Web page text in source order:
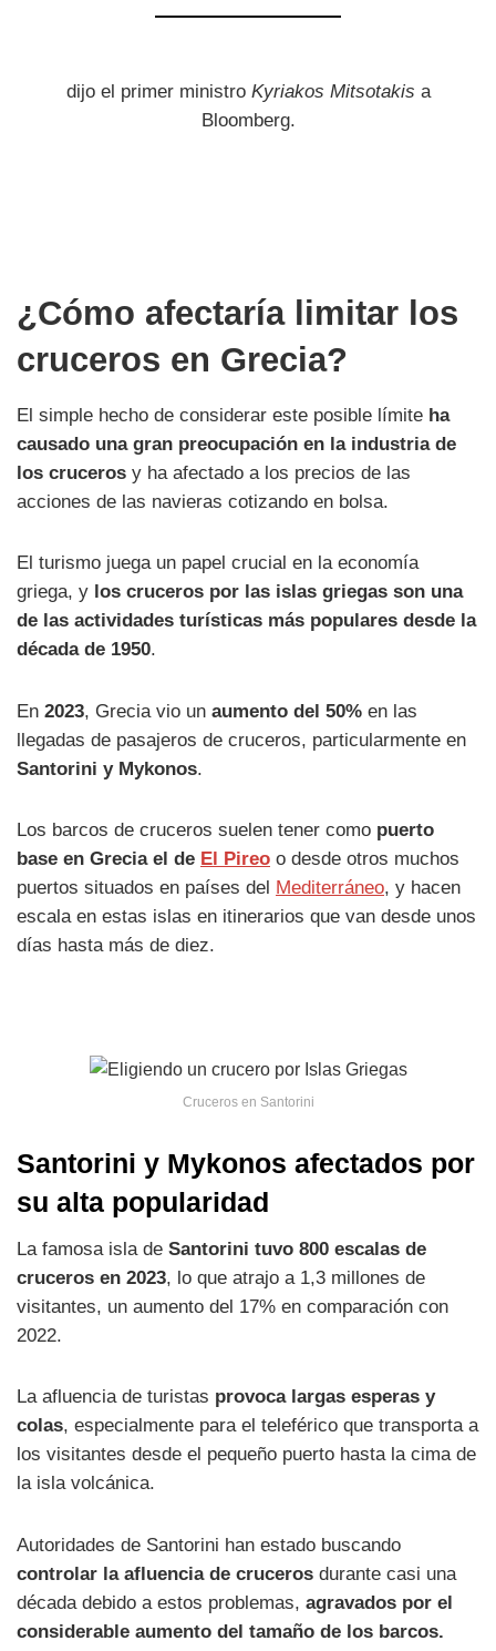
dijo el primer ministro Kyriakos Mitsotakis a
Bloomberg.
¿Cómo afectaría limitar los
cruceros en Grecia?
El simple hecho de considerar este posible límite ha
causado una gran preocupación en la industria de
los cruceros y ha afectado a los precios de las
acciones de las navieras cotizando en bolsa.
El turismo juega un papel crucial en la economía
griega, y los cruceros por las islas griegas son una
de las actividades turísticas más populares desde la
década de 1950.
En 2023, Grecia vio un aumento del 50% en las
llegadas de pasajeros de cruceros, particularmente en
Santorini y Mykonos.
Los barcos de cruceros suelen tener como puerto
base en Grecia el de El Pireo o desde otros muchos
puertos situados en países del Mediterráneo, y hacen
escala en estas islas en itinerarios que van desde unos
días hasta más de diez.
Cruceros en Santorini
Santorini y Mykonos afectados por
su alta popularidad
La famosa isla de Santorini tuvo 800 escalas de
cruceros en 2023, lo que atrajo a 1,3 millones de
visitantes, un aumento del 17% en comparación con
2022.
La afluencia de turistas provoca largas esperas y
colas, especialmente para el teleférico que transporta a
los visitantes desde el pequeño puerto hasta la cima de
la isla volcánica.
Autoridades de Santorini han estado buscando
controlar la afluencia de cruceros durante casi una
década debido a estos problemas, agravados por el
considerable aumento del tamaño de los barcos.